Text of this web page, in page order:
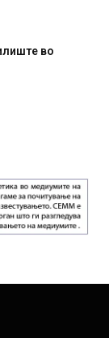
СОЗИС: